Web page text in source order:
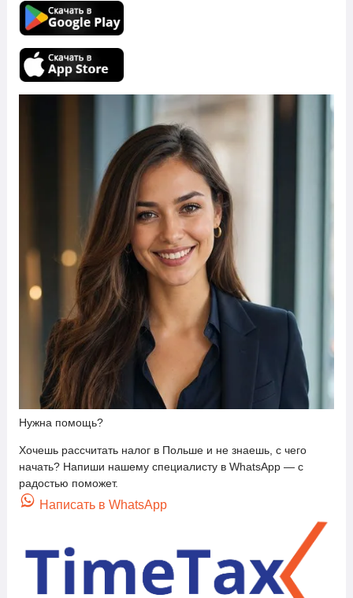
Нужна помощь?
Хочешь рассчитать налог в Польше и не знаешь, с чего
начать? Напиши нашему специалисту в WhatsApp — с
радостью поможет.
Написать в WhatsApp